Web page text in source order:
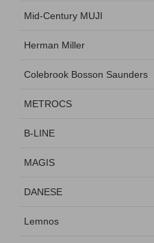
Mid-Century MUJI
Herman Miller
Colebrook Bosson Saunders
METROCS
B-LINE
MAGIS
DANESE
Lemnos